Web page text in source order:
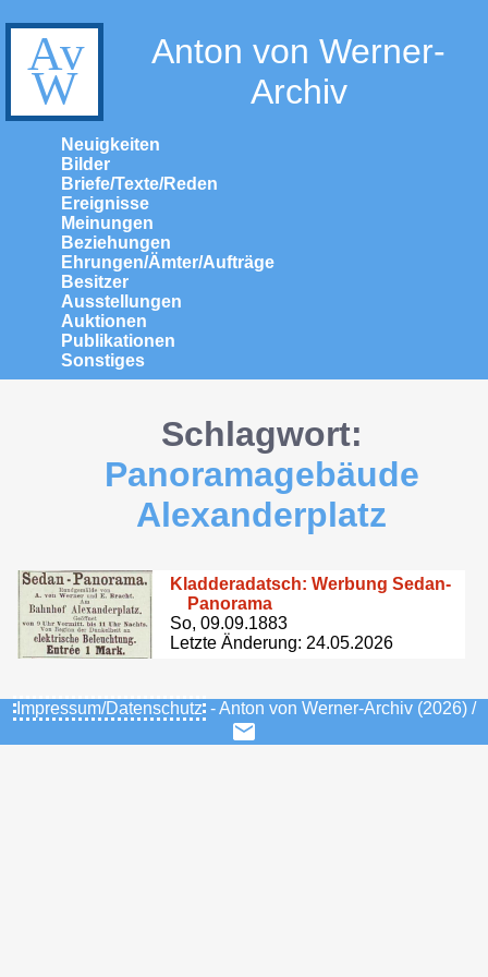
Anton von Werner-
Archiv
Neuigkeiten
Bilder
Briefe/Texte/Reden
Ereignisse
Meinungen
Beziehungen
Ehrungen/Ämter/Aufträge
Besitzer
Ausstellungen
Auktionen
Publikationen
Sonstiges
Schlagwort:
Panoramagebäude
Alexanderplatz
Kladderadatsch: Werbung Sedan-
Panorama
So, 09.09.1883
Letzte Änderung: 24.05.2026
Impressum/Datenschutz - Anton von Werner-Archiv (2026) /